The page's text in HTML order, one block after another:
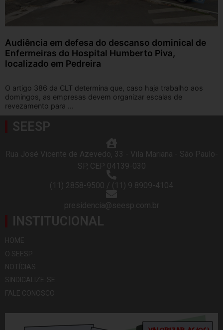
Audiência em defesa do descanso dominical de
Enfermeiras do Hospital Humberto Piva,
localizado em Pedreira
O artigo 386 da CLT determina que, caso haja trabalho aos
domingos, as empresas devem organizar escalas de
revezamento para ...
SEESP
Rua José Vicente de Azevedo, 33 - Vila Mariana - São Paulo-
SP, CEP 04139-030
(11) 2858-9500 / (11) 9 8909-4104
presidencia@seesp.com.br
INSTITUCIONAL
HOME
O SEESP
NOTÍCIAS
SINDICALIZE-SE
FALE CONOSCO